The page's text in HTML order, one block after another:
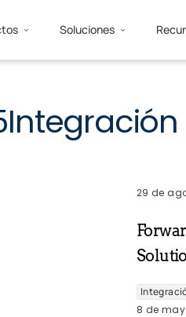
Soluciones
29 de
8 de